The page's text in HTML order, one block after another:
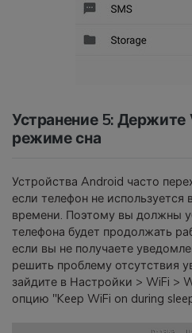
Устранение 5:
режиме сна
Устройства Android часто
если телефон не используется
времени. Поэтому вы должны
телефона будет продолжать
если вы не получаете
решить проблему отсутствия
зайдите в Настройки > WiFi >
опцию "Keep WiFi on during